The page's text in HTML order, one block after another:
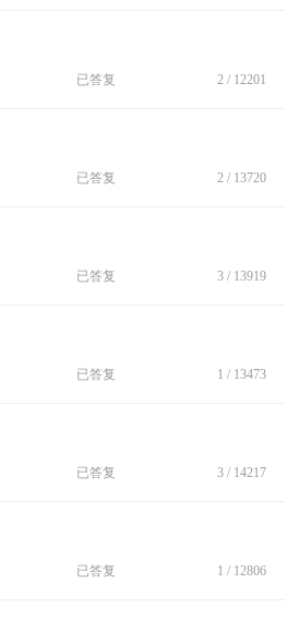
已答复 2 / 12201
已答复 2 / 13720
已答复 3 / 13919
已答复 1 / 13473
已答复 3 / 14217
已答复 1 / 12806